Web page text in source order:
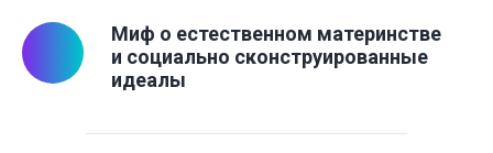
Миф о естественном материнстве
и социально сконструированные
идеалы